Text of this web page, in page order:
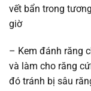
vết bẩn trong
giờ
– Kem đánh răng
và làm cho răng
đó tránh bị sâu